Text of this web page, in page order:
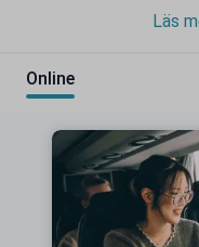
Läs
Online